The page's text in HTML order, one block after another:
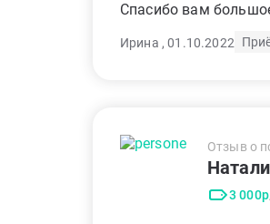
Спасибо вам
Ирина , 01.10.2022
Отзыв о
3 000р